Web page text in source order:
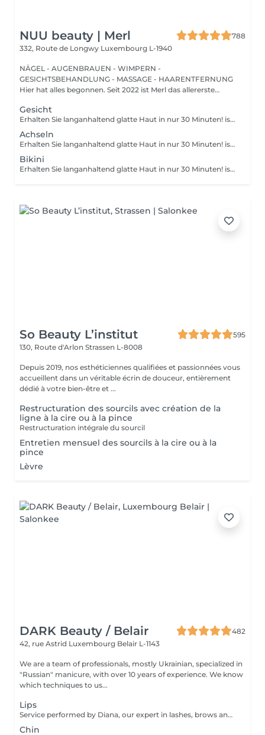
NUU beauty | Merl
788
332, Route de Longwy Luxembourg L-1940
NÄGEL - AUGENBRAUEN - WIMPERN -
GESICHTSBEHANDLUNG - MASSAGE - HAARENTFERNUNG
Hier hat alles begonnen. Seit 2022 ist Merl das allererste
Gesicht
Erhalten Sie langanhaltend glatte Haut in nur 30 Minuten! ist eine Methode zur Haarentfernung, bei der die Haare mitsamt der Haarfollikel mit warmem Wachs herausgezogen werden. Wie wird die Wachs-Epilation durchgeführt? - Vorbereitung (die Kosmetikerin trägt eine spezielle antiseptische Lotion auf die Haut auf) - Wachs wird aufgetragen (die Wachsmischung wird auf eine bestimmte Temperatur erhitzt und anschließend mit einem Holzspatel auf die Haut aufgetragen) - Enthaarung (nachdem das Wachs ausgehärtet ist, entfernt die Kosmetikerin die Wachsstreifen mit den Haaren durch scharfe Bewegungen) - Wachsreste werden entfernt (Wachsreste werden entfernt und Aloe-Vera-Creme wird aufgetragen) Altersbeschränkungen: empfohlenes Mindestalter ab 14 Jahren. Empfehlungen nach dem Eingriff: es wird empfohlen, innerhalb von 12 Stunden nach dem Eingriff kein heißes Bad zu nehmen, keine Sauna zu besuchen und nicht im Pool zu schwimmen, da dies zu Reizungen führen kann. Frequenz: einmal in 4 Wochen.
Achseln
Erhalten Sie langanhaltend glatte Haut in nur 30 Minuten! ist eine Methode zur Haarentfernung, bei der die Haare mitsamt der Haarfollikel mit warmem Wachs herausgezogen werden. Wie wird die Wachs-Epilation durchgeführt? - Vorbereitung (die Kosmetikerin trägt eine spezielle antiseptische Lotion auf die Haut auf) - Wachs wird aufgetragen (die Wachsmischung wird auf eine bestimmte Temperatur erhitzt und anschließend mit einem Holzspatel auf die Haut aufgetragen) - Enthaarung (nachdem das Wachs ausgehärtet ist, entfernt die Kosmetikerin die Wachsstreifen mit den Haaren durch scharfe Bewegungen) - Wachsreste werden entfernt (Wachsreste werden entfernt und Aloe-Vera-Creme wird aufgetragen) Altersbeschränkungen: empfohlenes Mindestalter ab 14 Jahren. Empfehlungen nach dem Eingriff: es wird empfohlen, innerhalb von 12 Stunden nach dem Eingriff kein heißes Bad zu nehmen, keine Sauna zu besuchen und nicht im Pool zu schwimmen, da dies zu Reizungen führen kann. Frequenz: einmal in 4 Wochen.
Bikini
Erhalten Sie langanhaltend glatte Haut in nur 30 Minuten! ist eine Methode zur Haarentfernung, bei der die Haare mitsamt der Haarfollikel mit warmem Wachs herausgezogen werden. Wie wird die Wachs-Epilation durchgeführt? - Vorbereitung (die Kosmetikerin trägt eine spezielle antiseptische Lotion auf die Haut auf) - Wachs wird aufgetragen (die Wachsmischung wird auf eine bestimmte Temperatur erhitzt und anschließend mit einem Holzspatel auf die Haut aufgetragen) - Enthaarung (nachdem das Wachs ausgehärtet ist, entfernt die Kosmetikerin die Wachsstreifen mit den Haaren durch scharfe Bewegungen) - Wachsreste werden entfernt (Wachsreste werden entfernt und Aloe-Vera-Creme wird aufgetragen) Altersbeschränkungen: empfohlenes Mindestalter ab 14 Jahren. Empfehlungen nach dem Eingriff: es wird empfohlen, innerhalb von 12 Stunden nach dem Eingriff kein heißes Bad zu nehmen, keine Sauna zu besuchen und nicht im Pool zu schwimmen, da dies zu Reizungen führen kann. Frequenz: einmal in 4 Wochen.
So Beauty L’institut
595
130, Route d'Arlon Strassen L-8008
Depuis 2019, nos esthéticiennes qualifiées et passionnées vous
accueillent dans un véritable écrin de douceur, entièrement
dédié à votre bien-être et ...
Restructuration des sourcils avec création de la
ligne à la cire ou à la pince
Restructuration intégrale du sourcil
Entretien mensuel des sourcils à la cire ou à la
pince
Lèvre
DARK Beauty / Belair
482
42, rue Astrid Luxembourg Belair L-1143
We are a team of professionals, mostly Ukrainian, specialized in
"Russian" manicure, with over 10 years of experience. We know
which techniques to us...
Lips
Service performed by Diana, our expert in lashes, brows and hair removal, with over 10 years of experience, ensuring precision and high-quality results.
Chin